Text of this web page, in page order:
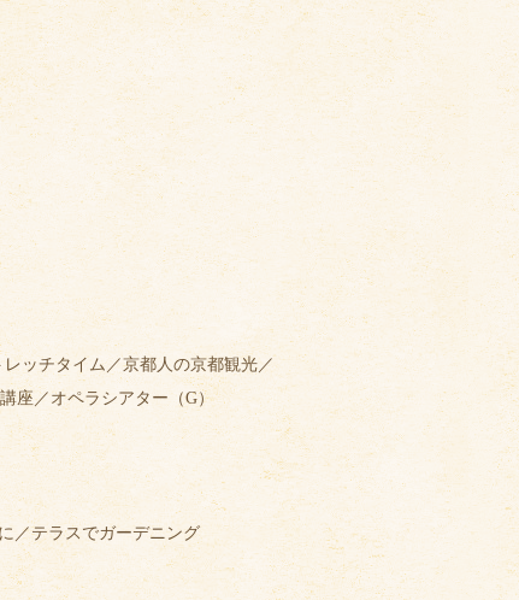
ッチタイム／京都人の京都観光／
座／オペラシアター（G）
／テラスでガーデニング